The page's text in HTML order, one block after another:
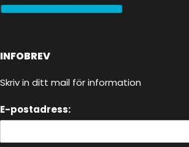
INFOBREV
Skriv in ditt mail för information
E-postadress: